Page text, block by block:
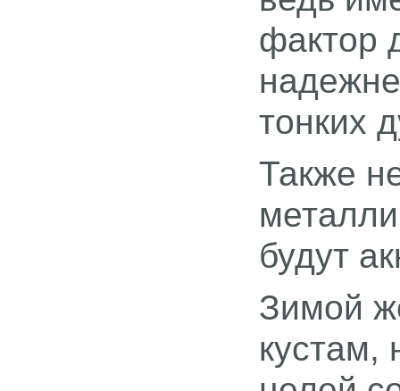
фактор
тонких
Также
будут
Зимой
кустам,